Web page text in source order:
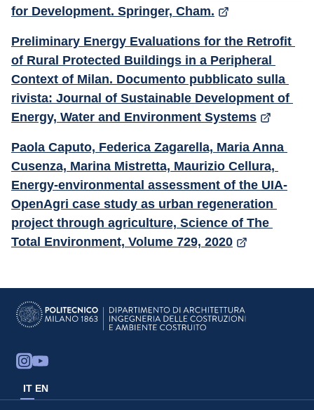
for Development. Springer, Cham.
Preliminary Energy Evaluations for the Retrofit
of Rural Protected Buildings in a Peripheral
Context of Milan. Documento pubblicato sulla
rivista: Journal of Sustainable Development of
Energy, Water and Environment Systems
Paola Caputo, Federica Zagarella, Maria Anna
Cusenza, Marina Mistretta, Maurizio Cellura,
Energy-environmental assessment of the UIA-
OpenAgri case study as urban regeneration
project through agriculture, Science of The
Total Environment, Volume 729, 2020
IT EN